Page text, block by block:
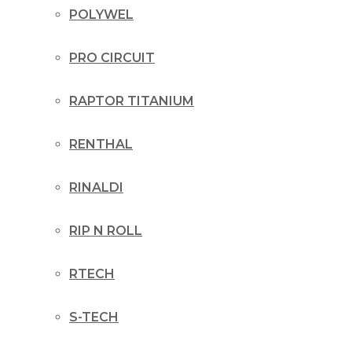
POLYWEL
PRO CIRCUIT
RAPTOR TITANIUM
RENTHAL
RINALDI
RIP N ROLL
RTECH
S-TECH